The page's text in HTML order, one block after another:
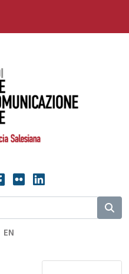
EN